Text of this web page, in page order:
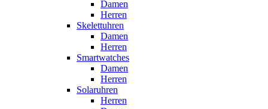
Damen
Herren
Skelettuhren
Damen
Herren
Smartwatches
Damen
Herren
Solaruhren
Herren